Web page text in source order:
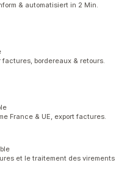
& automatisiert in 2 Min.
factures, bordereaux & retours.
France & UE, export factures.
et le traitement des virements